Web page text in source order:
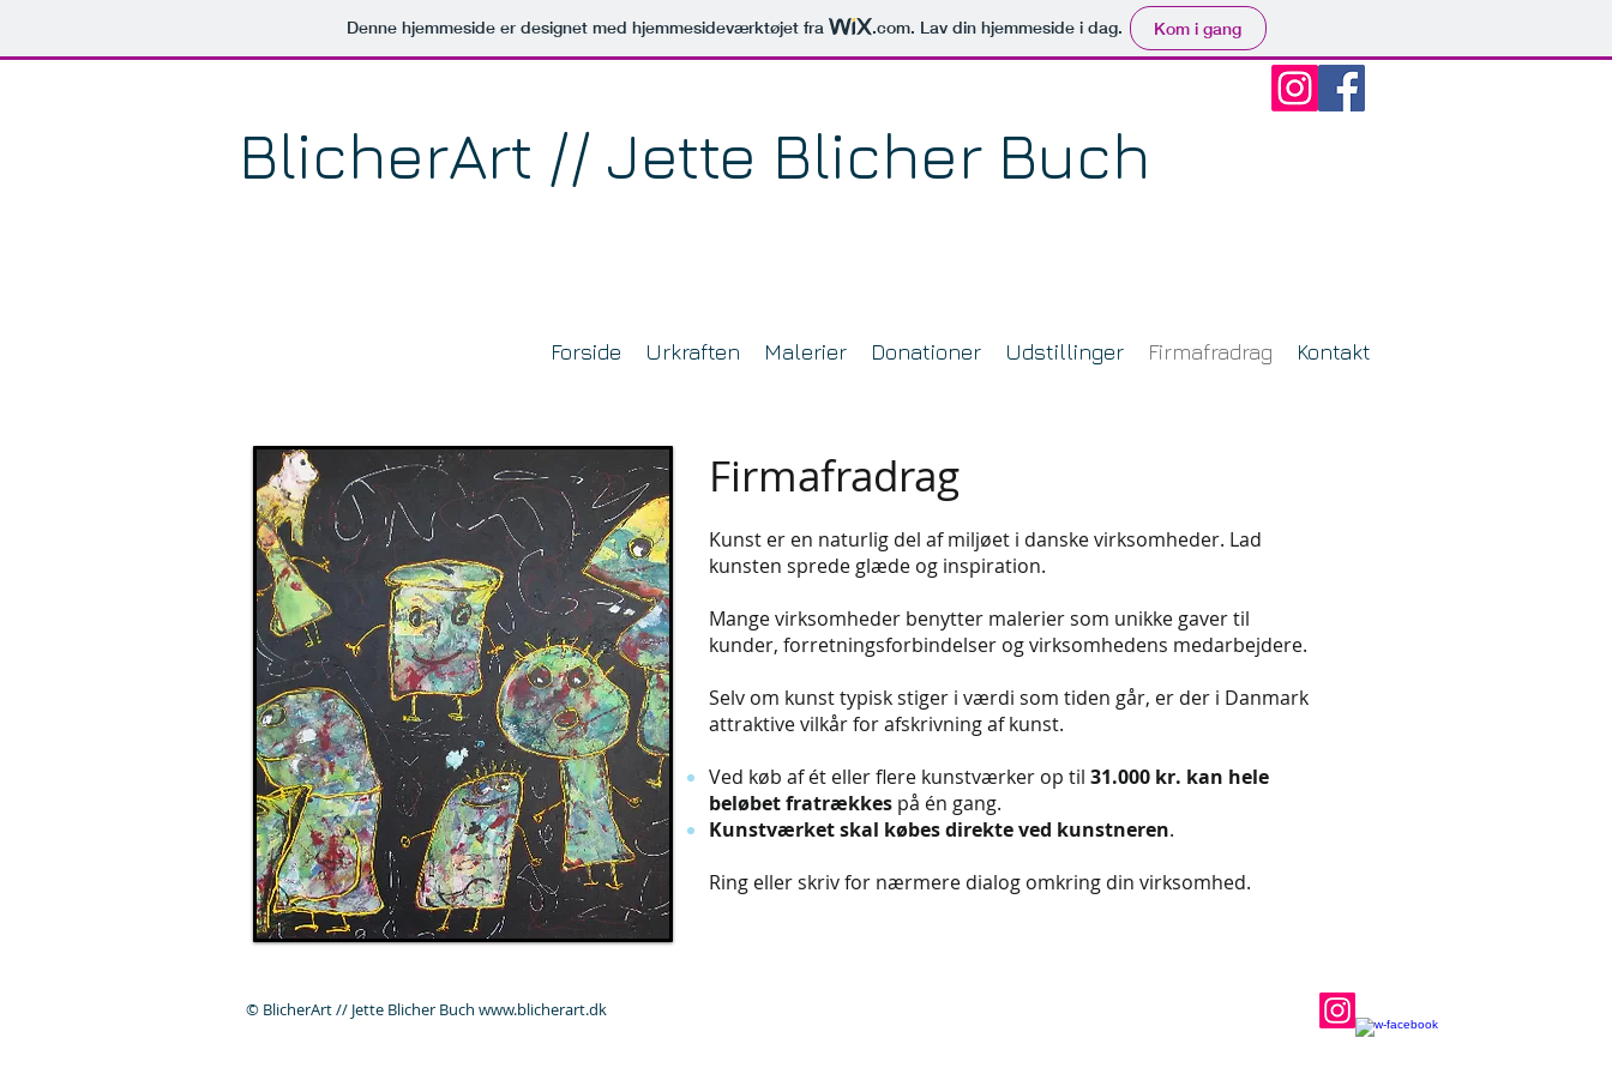
Denne hjemmeside er designet med hjemmesideværktøjet fra .com. Lav din hjemmeside i dag. Kom i gang
BlicherArt // Jette Blicher Buch
Forside Urkraften Malerier Donationer Udstillinger Firmafradrag Kontakt
Firmafradrag
Kunst er en naturlig del af miljøet i danske virksomheder. Lad
kunsten sprede glæde og inspiration.
Mange virksomheder benytter malerier som unikke gaver til
kunder, forretningsforbindelser og virksomhedens medarbejdere.
Selv om kunst typisk stiger i værdi som tiden går, er der i Danmark
attraktive vilkår for afskrivning af kunst.
Ved køb af ét eller flere kunstværker op til 31.000 kr. kan hele
beløbet fratrækkes på én gang.
Kunstværket skal købes direkte ved kunstneren.
Ring eller skriv for nærmere dialog omkring din virksomhed.
© BlicherArt // Jette Blicher Buch www.blicherart.dk